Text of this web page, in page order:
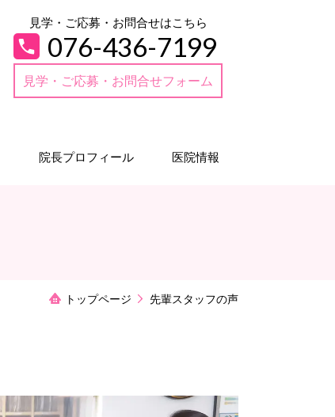
見学・ご応募・お問合せはこちら
076-436-7199
見学・ご応募・お問合せフォーム
院長プロフィール 医院情報
トップページ 先輩スタッフの声